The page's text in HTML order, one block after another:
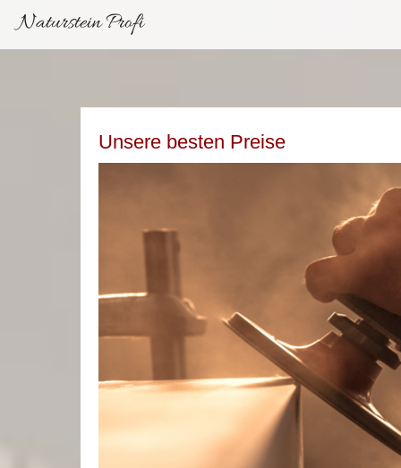
Naturstein Profi
Unsere besten Preise